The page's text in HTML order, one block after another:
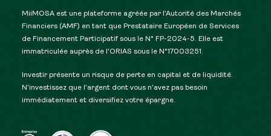
MiiMOSA est une plateforme agréée par l’Autorité des Marchés
Financiers (AMF) en tant que Prestataire Européen de Services
de Financement Participatif sous le N° FP-2024-5. Elle est
immatriculée auprès de l’ORIAS sous le N°17003251.
Investir présente un risque de perte en capital et de liquidité.
N’investissez que l’argent dont vous n’avez pas besoin
immédiatement et diversifiez votre épargne.